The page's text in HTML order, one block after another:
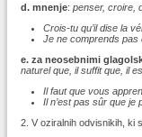
d. mnenje: penser, croire,
Crois-tu qu’il dise la
Je ne comprends pas
e. za neosebnimi
naturel que, il suffit que, il
Il faut que vous
Il n’est pas sûr que je
2. V oziralnih odvisnikih, ki